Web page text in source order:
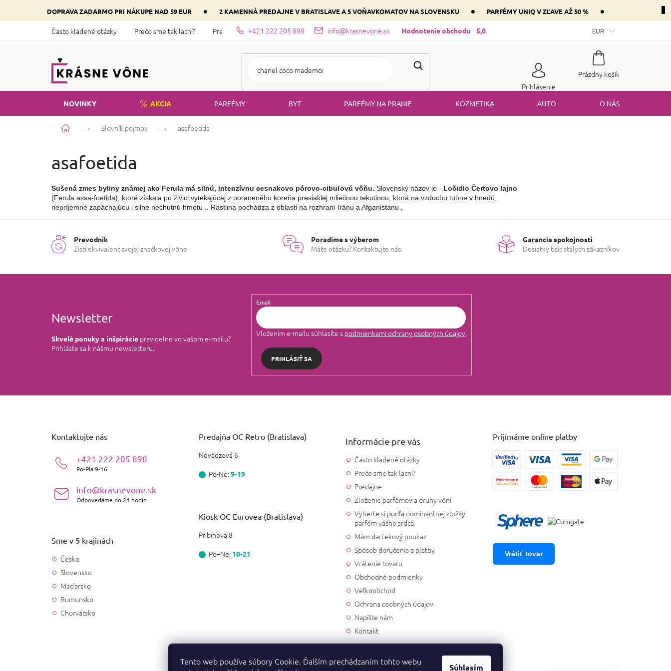
Tento web používa súbory Cookie. Ďalším prechádzaním tohto webu
Súhlasím
obsah
DOPRAVA ZADARMO PRI NÁKUPE NAD 59 EUR • 2 KAMENNÁ PREDAJNE V BRATISLAVE A 5 VOŇAVKOMATOV NA SLOVENSKU • PARFÉMY UNIQ V ZĽAVE AŽ 50 % •
+421 222 205 898 info@krasnevone.sk Hodnotenie obchodu 5,0
Často kladené otázky Prečo sme tak lacní? Predajne Zloženie parfémov a druhy vôní Vyberte si podľa dominantnej zložky parfém vášho srdca Mám darčekový poukaz
EUR
Prihlásenie
Nákupný
Prázdny košík
NOVINKY AKCIA PARFÉMY BYT PARFÉMY NA PRANIE KOZMETIKA AUTO O NÁS
Domov Slovník pojmov asafoetida
asafoetida
Sušená zmes byliny známej ako Ferula má silnú, intenzívnu cesnakovo pórovo-cibuľovú vôňu. Slovenský názov je - Ločidlo Čertovo lajno
(Ferula assa-foetida), ktoré získala po živici vytekajúcej z poraneného koreňa presiaklej mliečnou tekutinou, ktorá na vzduchu tuhne v hnedú,
nepríjemne zapáchajúcu i silne nechutnú hmotu .. Rastlina pochádza z oblasti na rozhraní Iránu a Afganistanu ,
Prevodník
Zisti ekvivalent svojej značkovej vône
Poradíme s výberom
Máte otázku? Kontaktujte nás.
Garancia spokojnosti
Desiatky tisíc stálych zákazníkov
Newsletter
Skvelé ponuky a inšpirácie pravidelne vo vašom e‑mailu?
Prihláste sa k nášmu newsletteru.
Email
Vložením e-mailu súhlasíte s podmienkami ochrany osobných údajov.
PRIHLÁSIŤ SA
Kontaktujte nás
+421 222 205 898
Po-Pia 9-16
info@krasnevone.sk
Odpovedáme do 24 hodín
Sme v 5 krajinách
Česko
Slovensko
Maďarsko
Rumunsko
Chorvátsko
Predajňa OC Retro (Bratislava)
Nevädzová 6
Po-Ne:9-19
Kiosk OC Eurovea (Bratislava)
Pribinova 8
Po–Ne: 10-21
Informácie pre vás
Často kladené otázky
Prečo sme tak lacní?
Predajne
Zloženie parfémov a druhy vôní
Vyberte si podľa dominantnej zložky
parfém vášho srdca
Mám darčekový poukaz
Spôsob doručenia a platby
Vrátenie tovaru
Obchodné podmienky
Veľkoobchod
Ochrana osobných údajov
Napíšte nám
Kontakt
Prijímáme online platby
Vrátiť tovar